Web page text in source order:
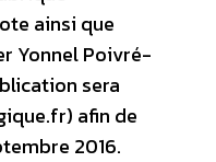
ainsi que
Yonnel Poivré-
sera
afin de
2016.